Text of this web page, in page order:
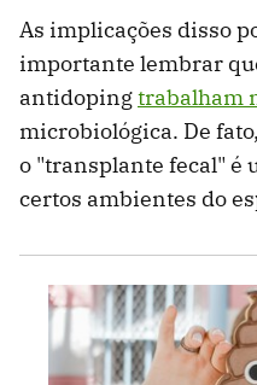
As implicações disso
importante lembrar
antidopingtrabalham
microbiológica. De
o "transplante fecal" é
certos ambientes do